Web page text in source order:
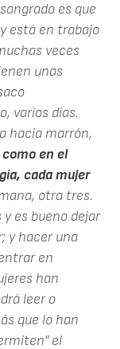
es que
está en trabajo
veces
unas
varios días.
hacia marrón,
en el
cada mujer
otra tres.
es bueno dejar
y hacer una
en
han
leer o
que lo han
el